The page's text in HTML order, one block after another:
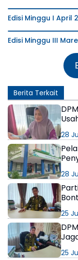
Edisi Minggu I April
Edisi Minggu III
Berita Terkait
28
28
25
25